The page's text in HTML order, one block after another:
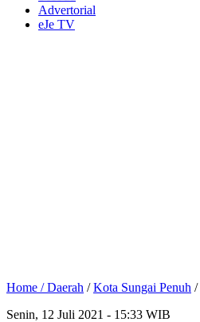
Advertorial
eJe TV
Home /Daerah /Kota Sungai Penuh /
Senin, 12 Juli 2021 - 15:33 WIB